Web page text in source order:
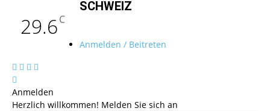
29.6C
SCHWEIZ
Anmelden / Beitreten
Anmelden
Herzlich willkommen! Melden Sie sich an